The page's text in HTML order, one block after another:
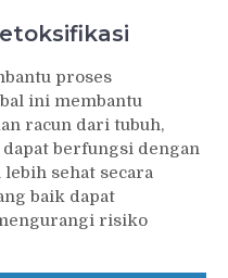
proses
ini membantu
racun dari tubuh,
berfungsi dengan
sehat secara
baik dapat
risiko